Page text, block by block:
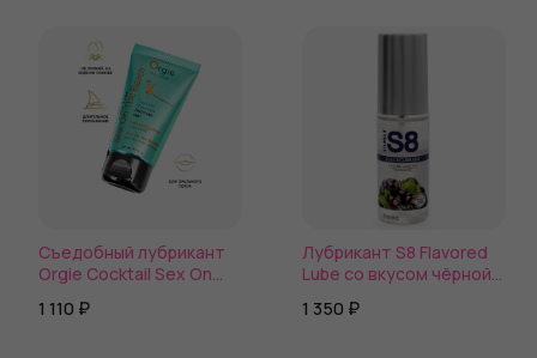
Съедобный лубрикант
Orgie Cocktail Sex On
1 110 ₽
Лубрикант S8 Flavored
Lube со вкусом чёрной
1 350 ₽